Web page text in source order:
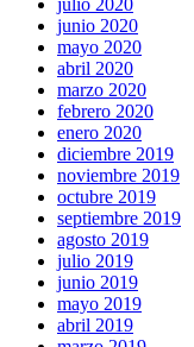
junio 2020
mayo 2020
abril 2020
marzo 2020
febrero 2020
enero 2020
diciembre 2019
noviembre 2019
octubre 2019
septiembre 2019
agosto 2019
julio 2019
junio 2019
mayo 2019
abril 2019